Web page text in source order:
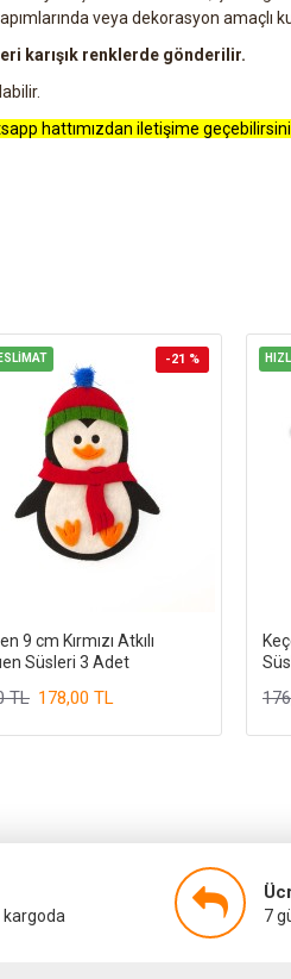
veya dekorasyon amaçlı
karışık renklerde gönderilir.
hattımızdan iletişime
-21 %
9 cm Kırmızı Atkılı
Süsleri 3 Adet
178,00 TL
TL
kargoda 7